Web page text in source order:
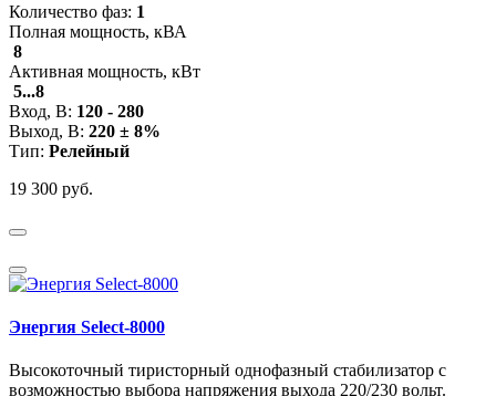
Количество фаз: 1
Полная мощность, кВА
8
Активная мощность, кВт
5...8
Вход, В: 120 - 280
Выход, В: 220 ± 8%
Тип: Релейный
19 300 руб.
Энергия Select-8000
Высокоточный тиристорный однофазный стабилизатор с
возможностью выбора напряжения выхода 220/230 вольт.